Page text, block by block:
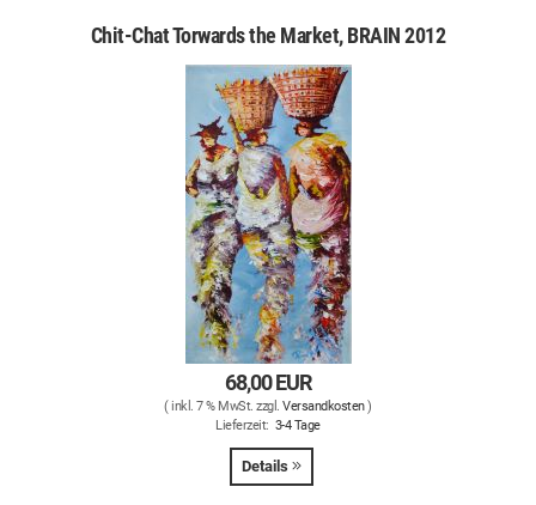
Chit-Chat Torwards the Market, BRAIN 2012
68,00 EUR
( inkl. 7 % MwSt. zzgl.Versandkosten)
Lieferzeit: 3-4 Tage
Details